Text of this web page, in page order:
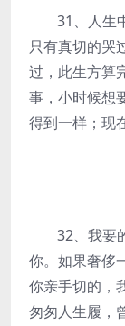
31、人生中
只有真切的哭
过，此生方算
事，小时候想
得到一样；现
32、我要的
你。如果奢侈
你亲手切的，
匆匆人生履，